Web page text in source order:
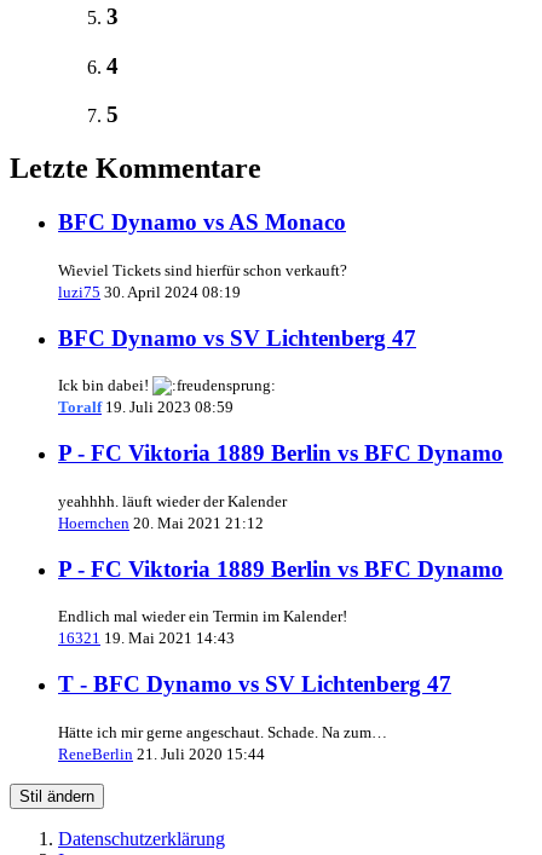
3
4
5
Letzte Kommentare
BFC Dynamo vs AS Monaco
Wieviel Tickets sind hierfür schon verkauft?
luzi75 30. April 2024 08:19
BFC Dynamo vs SV Lichtenberg 47
Ick bin dabei!
Toralf 19. Juli 2023 08:59
P - FC Viktoria 1889 Berlin vs BFC Dynamo
yeahhhh. läuft wieder der Kalender
Hoernchen 20. Mai 2021 21:12
P - FC Viktoria 1889 Berlin vs BFC Dynamo
Endlich mal wieder ein Termin im Kalender!
16321 19. Mai 2021 14:43
T - BFC Dynamo vs SV Lichtenberg 47
Hätte ich mir gerne angeschaut. Schade. Na zum…
ReneBerlin 21. Juli 2020 15:44
Stil ändern
Datenschutzerklärung